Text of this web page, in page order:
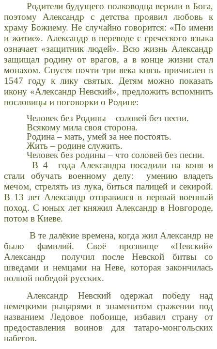
Родители будущего полководца верили в Бога,
поэтому Александр с детства проявил любовь к
храму Божиему. Не случайно говорится: «По имени
и житие». Александр в переводе с греческого языка
означает «защитник людей». Всю жизнь Александр
защищал родину от врагов, а в конце жизни стал
монахом. Спустя почти три века князь причислен в
1547 году к лику святых. Детям можно показать
икону «Александр Невский», предложить вспомнить
пословицы и поговорки о Родине:
Человек без Родины – соловей без песни.
Всякому мила своя сторона.
Родина – мать, умей за нее постоять.
Жить – родине служить.
Человек без родины – что соловей без песни.
В 4 года Александра посадили на коня и
стали обучать военному делу: умению владеть
мечом, стрелять из лука, биться палицей и секирой.
В 13 лет Александр отправился в первый военный
поход. С юных лет княжил Александр в Новгороде,
потом в Киеве.
В те далёкие времена, когда жил Александр не
было фамилий. Своё прозвище «Невский»
Александр получил после Невской битвы со
шведами и немцами на Неве, которая закончилась
полной победой русских.
Александр Невский одержал победу над
немецкими рыцарями в знаменитом сражении под
названием Ледовое побоище, избавил страну от
предоставления воинов для татаро-монгольских
набегов.